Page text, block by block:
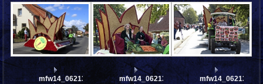
mfw14_062138
mfw14_062136
mfw14_062135